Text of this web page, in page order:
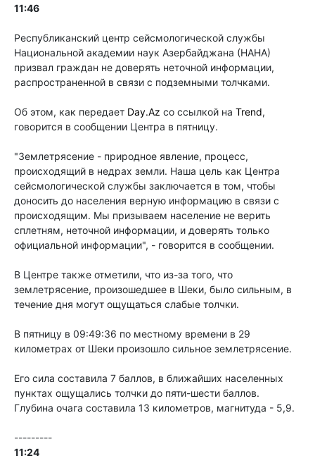
11:46
Республиканский центр сейсмологической службы
Национальной академии наук Азербайджана (НАНА)
призвал граждан не доверять неточной информации,
распространенной в связи с подземными толчками.
Об этом, как передает Day.Az со ссылкой на Trend,
говорится в сообщении Центра в пятницу.
"Землетрясение - природное явление, процесс,
происходящий в недрах земли. Наша цель как Центра
сейсмологической службы заключается в том, чтобы
доносить до населения верную информацию в связи с
происходящим. Мы призываем население не верить
сплетням, неточной информации, и доверять только
официальной информации", - говорится в сообщении.
В Центре также отметили, что из-за того, что
землетрясение, произошедшее в Шеки, было сильным, в
течение дня могут ощущаться слабые толчки.
В пятницу в 09:49:36 по местному времени в 29
километрах от Шеки произошло сильное землетрясение.
Его сила составила 7 баллов, в ближайших населенных
пунктах ощущались толчки до пяти-шести баллов.
Глубина очага составила 13 километров, магнитуда - 5,9.
---------
11:24